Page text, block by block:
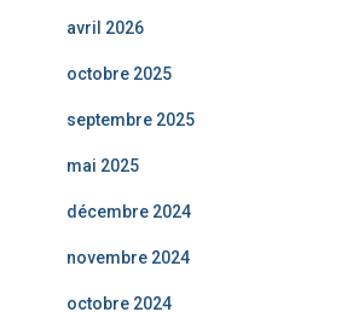
avril 2026
octobre 2025
septembre 2025
mai 2025
décembre 2024
novembre 2024
octobre 2024